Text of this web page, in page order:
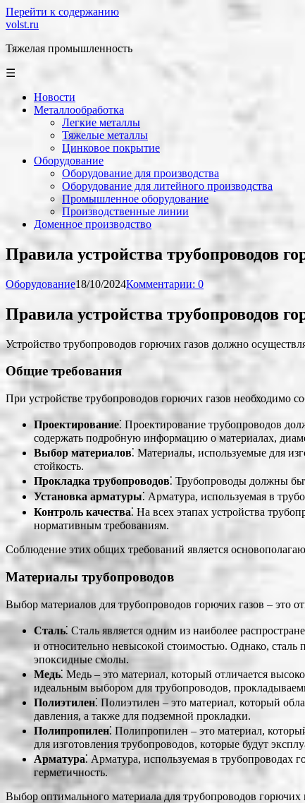
Перейти к содержанию
volst.ru
Тяжелая промышленность
☰
Новости
Металлообработка
Легкие металлы
Тяжелые металлы
Цинковое покрытие
Оборудование
Оборудование для производства
Оборудование для литейного производства
Промышленное оборудование
Производственные линии
Доменное производство
Правила устройства трубопроводов
Оборудование18/10/2024Комментарии: 0
Правила устройства трубопроводов
Устройство трубопроводов горючих газов должно
Общие требования
При устройстве трубопроводов горючих газов необходимо
Проектирование⁚ Проектирование трубопроводов
содержать подробную информацию о материалах,
Выбор материалов⁚ Материалы, используемые для
стойкость.
Прокладка трубопроводов⁚ Трубопроводы должны
Установка арматуры⁚ Арматура, используемая в
Контроль качества⁚ На всех этапах устройства
нормативным требованиям.
Соблюдение этих общих требований является
Материалы трубопроводов
Выбор материалов для трубопроводов горючих газов – это
Сталь⁚ Сталь является одним из наиболее
и относительно невысокой стоимостью. Однако,
эпоксидные смолы.
Медь⁚ Медь – это материал, который отличается
идеальным выбором для трубопроводов,
Полиэтилен⁚ Полиэтилен – это материал, который
давления, а также для подземной прокладки.
Полипропилен⁚ Полипропилен – это материал,
для изготовления трубопроводов, которые будут
Арматура⁚ Арматура, используемая в трубопроводах
герметичность.
Выбор оптимального материала для трубопроводов горючих